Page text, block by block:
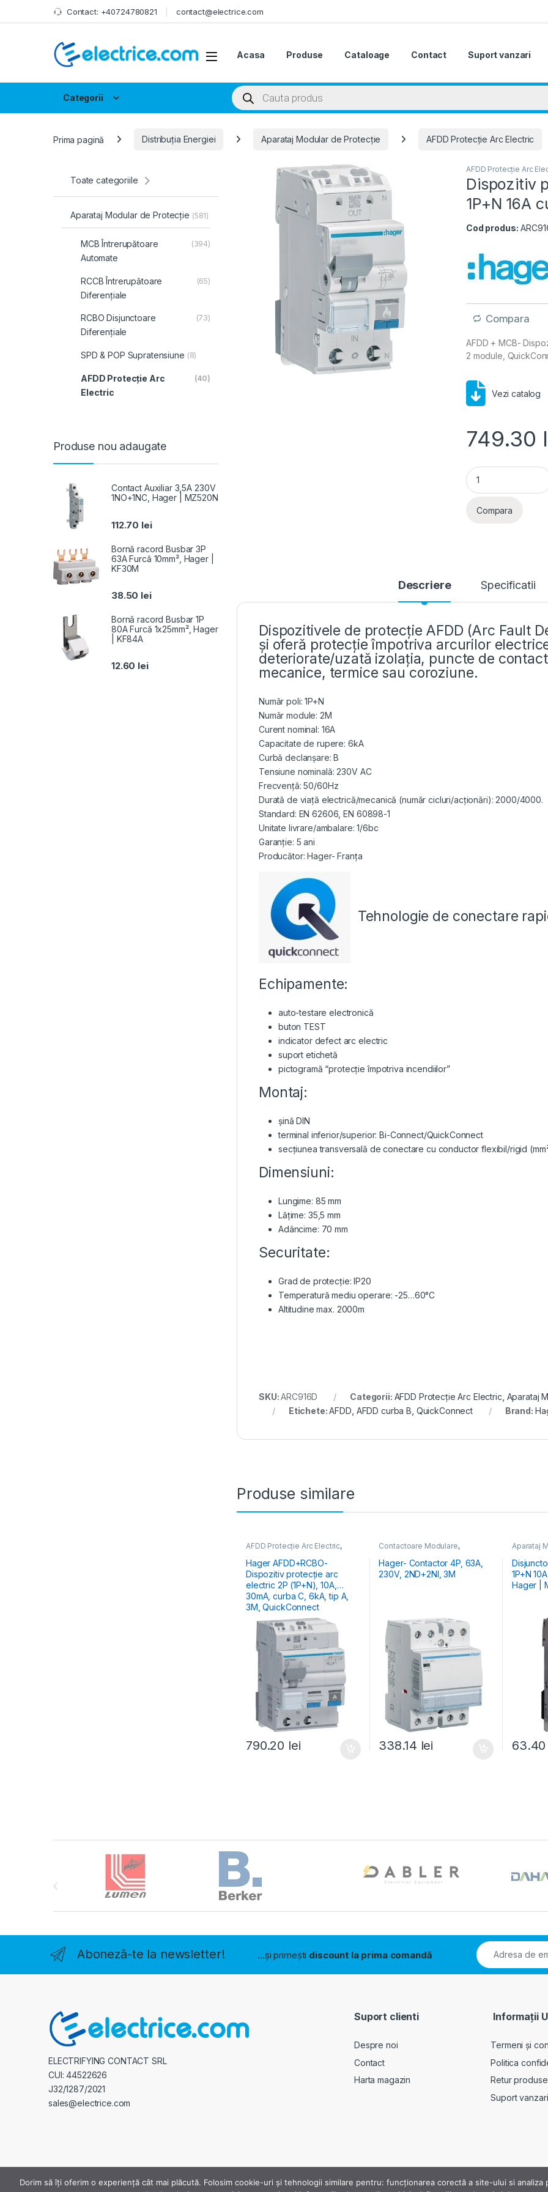
Skip to navigation
Skip to content Contact: +40724780821 contact@electrice.com
Acasa Produse Cataloage Contact Suport vanzari
Categorii
Products search
Prima pagină Distribuția Energiei Aparataj Modular de Protecție AFDD Protecție Arc Electric
AFDD Protecție Arc
Dispozitiv
1P+N 16A
Cod produs:
Compara
AFDD + MCB-
2 module,
Vezi catalog
749.30
Dispozitiv
Compara
Descriere Specificatii
Dispozitivele de protecție AFDD (Arc Fault
și oferă protecție împotriva arcurilor
deteriorate/uzată izolația, puncte de
mecanice, termice sau coroziune.
Număr poli: 1P+N
Număr module: 2M
Curent nominal: 16A
Capacitate de rupere: 6kA
Curbă declanșare: B
Tensiune nominală: 230V AC
Frecvență: 50/60Hz
Durată de viață electrică/mecanică (număr cicluri/acționări): 2000/4000.
Standard: EN 62606, EN 60898-1
Unitate livrare/ambalare: 1/6bc
Garanție: 5 ani
Producător: Hager- Franța
Tehnologie de conectare
Echipamente:
auto-testare electronică
buton TEST
indicator defect arc electric
suport etichetă
pictogramă “protecție împotriva incendiilor”
Montaj:
șină DIN
terminal inferior/superior: Bi-Connect/QuickConnect
secțiunea transversală de conectare cu conductor flexibil/rigid
Dimensiuni:
Lungime: 85 mm
Lățime: 35,5 mm
Adâncime: 70 mm
Securitate:
Grad de protecție: IP20
Temperatură mediu operare: -25…60°C
Altitudine max. 2000m
SKU:ARC916D Categorii: AFDD Protecție Arc Electric, Aparataj
Etichete:AFDD, AFDD curba B, QuickConnect Brand:
Produse similare
AFDD Protecție Arc Electric,
Aparataj Modular de Protecție
Distribuția Energiei
Hager AFDD+RCBO-
Dispozitiv protecție arc
electric 2P (1P+N), 10A,
30mA, curba C, 6kA, tip A,
3M, QuickConnect
790.20 lei
Contactoare Modulare,
Hager- Contactor 4P, 63A,
230V, 2ND+2NI, 3M
338.14 lei
Aparataj
1P+N
Hager |
Toate categoriile
Aparataj Modular de Protecție (581)
MCB Întrerupătoare
Automate
(394)
RCCB Întrerupătoare
Diferențiale
(65)
RCBO Disjunctoare
Diferențiale
(73)
SPD & POP Supratensiune (8)
AFDD Protecție Arc
Electric
(40)
Produse nou adaugate
Contact Auxiliar 3,5A 230V
1NO+1NC, Hager | MZ520N
112.70 lei
Bornă racord Busbar 3P
63A Furcă 10mm², Hager |
KF30M
38.50 lei
Bornă racord Busbar 1P
80A Furcă 1x25mm², Hager
| KF84A
12.60 lei
Brands Carousel
Aboneză-te la newsletter! ...și primești discount la prima comandă
ELECTRIFYING CONTACT SRL
CUI: 44522626
J32/1287/2021
sales@electrice.com
Suport clienti
Despre noi
Contact
Harta magazin
Informații
Termeni și
Politica
Retur produse
Suport vanzari
Dorim să îți oferim o experiență cât mai plăcută. Folosim cookie-uri și tehnologii similare pentru: funcționarea corectă a site-ului si